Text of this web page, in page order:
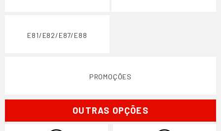
E81/E82/E87/E88
PROMOÇÕES
OUTRAS OPÇÕES